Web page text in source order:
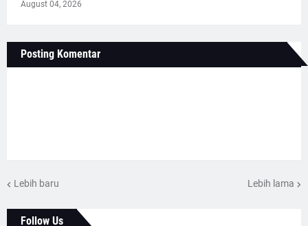
August 04, 2026
Posting Komentar
Lebih baru Lebih lama
Follow Us